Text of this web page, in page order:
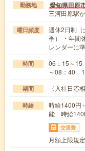
勤務地 愛知県田原
三河田原駅
曜日頻度
週休2日制（
季） ・年間
レンダーに
時間
06：15～
～08：40
期間 〈入社日
時給
時給1400円
能 時給
交通費
月額上限規